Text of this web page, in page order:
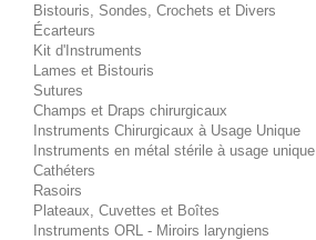
Bistouris, Sondes, Crochets et Divers
Écarteurs
Kit d'Instruments
Lames et Bistouris
Sutures
Champs et Draps chirurgicaux
Instruments Chirurgicaux à Usage Unique
Instruments en métal stérile à usage unique
Cathéters
Rasoirs
Plateaux, Cuvettes et Boîtes
Instruments ORL - Miroirs laryngiens